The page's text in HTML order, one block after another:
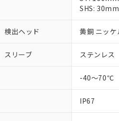
SHS:
検出ヘッド 黄銅 ニッケ
スリーブ ステンレス
-40～70℃
IP67
在庫状況お
す。
マイパーツ
ている必要
お客様が当
※当社の共同
いる法人を
部品在庫の切り
※3 非含有証明
下記の非含有証
51物質の非含有証
※本証明書は発行
※2 環境保護使
「10」：通常の
味します。
「－」：未確認
たしません。
在庫な